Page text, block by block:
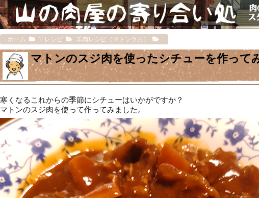
ホーム ▽レシピ 羊肉レシピ（マトンラム）
マトンのスジ肉を使ったシチューを作って
寒くなるこれからの季節にシチューはいかがですか？
マトンのスジ肉を使って作ってみました。